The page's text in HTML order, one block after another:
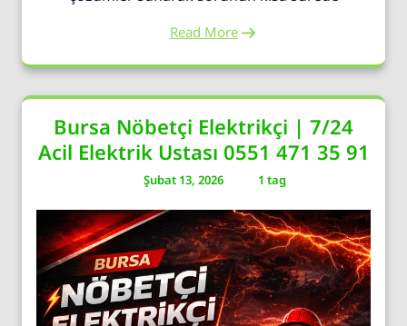
Read More
Bursa Nöbetçi Elektrikçi | 7/24
Acil Elektrik Ustası 0551 471 35 91
Şubat 13, 2026 1 tag